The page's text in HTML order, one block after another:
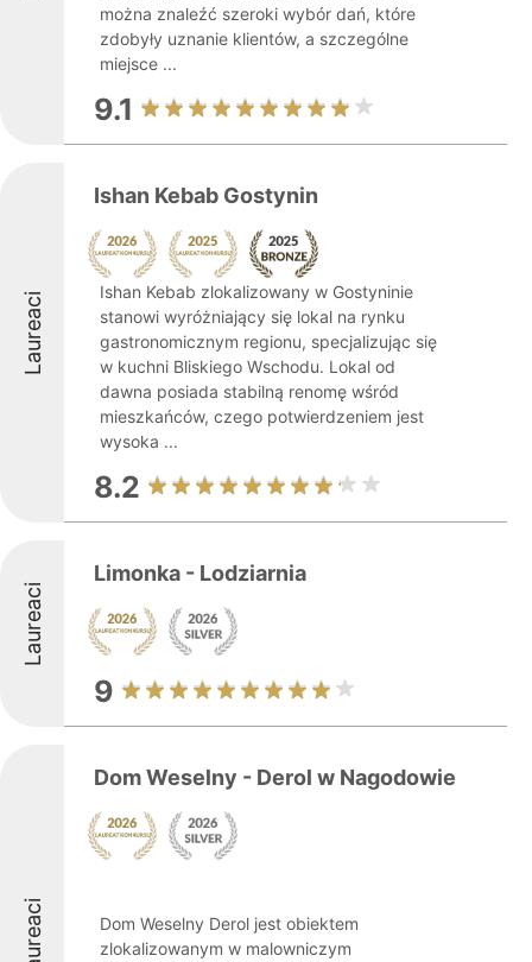
można znaleźć szeroki wybór dań, które
zdobyły uznanie klientów, a szczególne
miejsce ...
9.1
Laureaci
Ishan Kebab Gostynin
Ishan Kebab zlokalizowany w Gostyninie
stanowi wyróżniający się lokal na rynku
gastronomicznym regionu, specjalizując się
w kuchni Bliskiego Wschodu. Lokal od
dawna posiada stabilną renomę wśród
mieszkańców, czego potwierdzeniem jest
wysoka ...
8.2
Laureaci
Limonka - Lodziarnia
9
Laureaci
Dom Weselny - Derol w Nagodowie
Dom Weselny Derol jest obiektem
zlokalizowanym w malowniczym